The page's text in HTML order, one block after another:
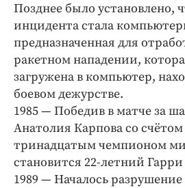
Позднее было установлено,
инцидента стала
предназначенная для
ракетном нападении,
загружена в компьютер,
боевом дежурстве.
1985 — Победив в матче за
Анатолия Карпова со счётом
тринадцатым чемпионом
становится 22-летний
1989 — Началось